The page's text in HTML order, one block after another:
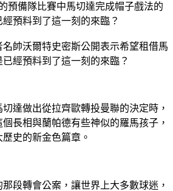
預備隊比賽中馬切達完成帽子戲法的
預料到了這一刻的來臨？
帥沃爾特史密斯公開表示希望租借馬
經預料到了這一刻的來臨？
達做出從拉齊歐轉投曼聯的決定時，
長相與蘭帕德有些神似的羅馬孩子，
史的新金色篇章。
段轉會公案，讓世界上大多數球迷，